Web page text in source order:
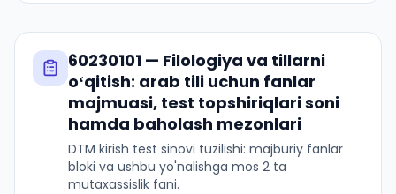
60230101 — Filologiya va tillarni
oʻqitish: arab tili uchun fanlar
majmuasi, test topshiriqlari soni
hamda baholash mezonlari
DTM kirish test sinovi tuzilishi: majburiy fanlar
bloki va ushbu yo'nalishga mos 2 ta
mutaxassislik fani.